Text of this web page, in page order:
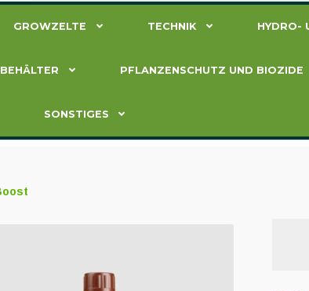
GROWZELTE TECHNIK HYDRO-
PFLANZENSCHUTZ UND BIOZIDE
SONSTIGES